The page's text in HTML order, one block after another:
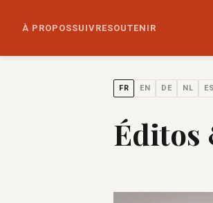
À PROPOSSUIVRESOUTENIR
FR EN DE NL ES
Éditos